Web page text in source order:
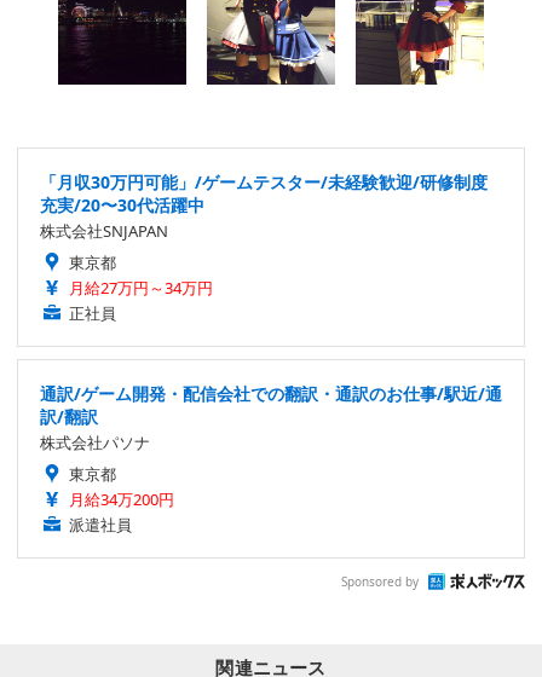
「月収30万円可能」/ゲームテスター/未経験歓迎/研修制度
充実/20〜30代活躍中
株式会社SNJAPAN
東京都
月給27万円～34万円
正社員
通訳/ゲーム開発・配信会社での翻訳・通訳のお仕事/駅近/通
訳/翻訳
株式会社パソナ
東京都
月給34万200円
派遣社員
Sponsored by
関連ニュース